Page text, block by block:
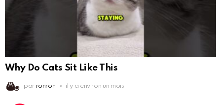
Why Do Cats Sit Like This
par ronron il y a environ un mois